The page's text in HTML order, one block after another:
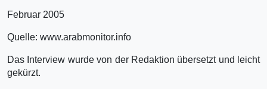
Februar 2005
Quelle: www.arabmonitor.info
Das Interview wurde von der Redaktion übersetzt und leicht
gekürzt.